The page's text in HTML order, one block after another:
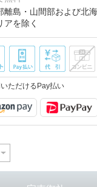
離島・山間部および北
アを除く
いただけるPay払い